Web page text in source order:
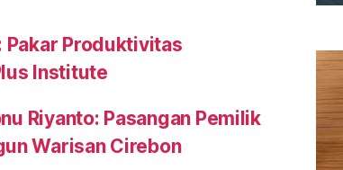
Pakar Produktivitas
Institute
Riyanto: Pasangan Pemilik
Warisan Cirebon